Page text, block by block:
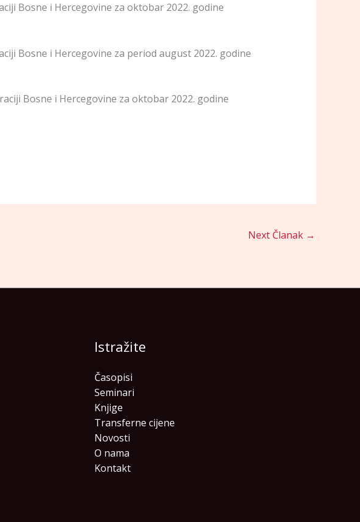
Bosne i Hercegovine za oktobar 2022. godine
Bosne i Hercegovine za period august 2022. godine
Bosne i Hercegovine za oktobar 2022. godine
Next Članak →
Istražite
Časopisi
Seminari
Knjige
Transferne cijene
Novosti
O nama
Kontakt